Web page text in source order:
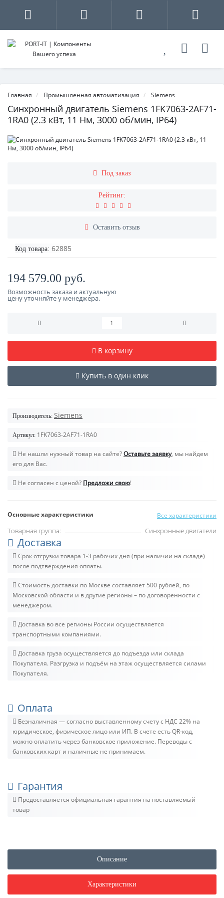
Главная Промышленная автоматизация Siemens
Синхронный двигатель Siemens 1FK7063-2AF71-
1RA0 (2.3 кВт, 11 Нм, 3000 об/мин, IP64)
Под заказ
Рейтинг:
Оставить отзыв
Код товара: 62885
194 579.00 руб.
Возможность заказа и актуальную
цену уточняйте у менеджера.
В корзину
Купить в один клик
Производитель: Siemens
Артикул: 1FK7063-2AF71-1RA0
Не нашли нужный товар на сайте?Оставьте заявку, мы найдем
его для Вас.
Не согласен с ценой? Предложи свою!
Основные характеристики Все характеристики
Товарная группа: Синхронные двигатели
Доставка
Срок отгрузки товара 1-3 рабочих дня (при наличии на складе)
после подтверждения оплаты.
Стоимость доставки по Москве составляет 500 рублей, по
Московской области и в другие регионы – по договоренности с
менеджером.
Доставка во все регионы России осуществляется
транспортными компаниями.
Доставка груза осуществляется до подъезда или склада
Покупателя. Разгрузка и подъём на этаж осуществляется силами
Покупателя.
Оплата
Безналичная — согласно выставленному счету c НДС 22% на
юридическое, физическое лицо или ИП. В счете есть QR-код,
можно оплатить через банковское приложение. Переводы с
банковских карт и наличные не принимаем.
Гарантия
Предоставляется официальная гарантия на поставляемый
товар
Описание
Характеристики